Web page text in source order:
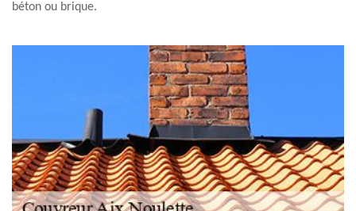
béton ou brique.